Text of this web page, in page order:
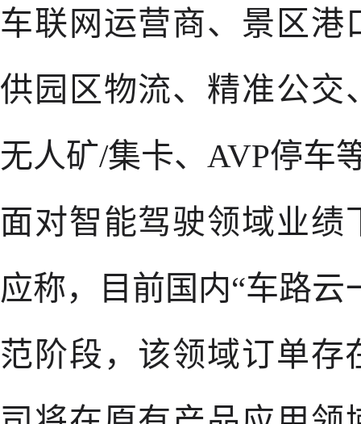
车联网运营商、景区港
供园区物流、精准公交
无人矿/集卡、AVP停车
面对智能驾驶领域业绩
应称，目前国内“车路
范阶段，该领域订单存